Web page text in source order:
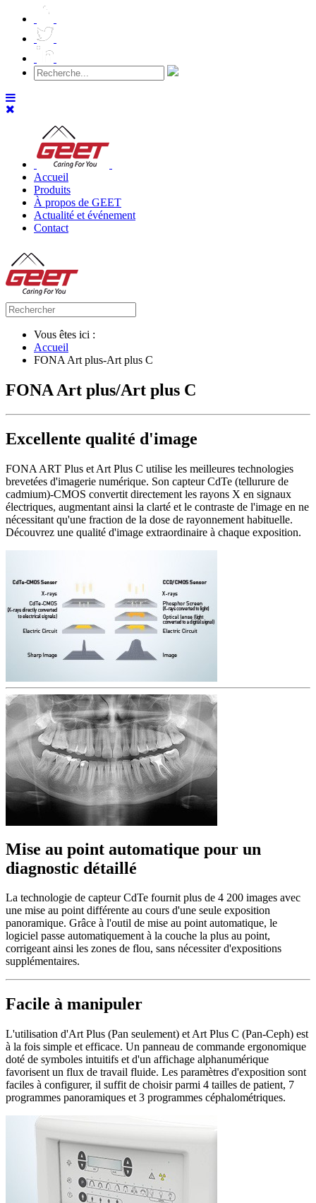
Accueil
Produits
À propos de GEET
Actualité et événement
Contact
Vous êtes ici :
Accueil
FONA Art plus-Art plus C
FONA Art plus/Art plus C
Excellente qualité d'image
FONA ART Plus et Art Plus C utilise les meilleures technologies
brevetées d'imagerie numérique. Son capteur CdTe (tellurure de
cadmium)-CMOS convertit directement les rayons X en signaux
électriques, augmentant ainsi la clarté et le contraste de l'image en ne
nécessitant qu'une fraction de la dose de rayonnement habituelle.
Découvrez une qualité d'image extraordinaire à chaque exposition.
Mise au point automatique pour un
diagnostic détaillé
La technologie de capteur CdTe fournit plus de 4 200 images avec
une mise au point différente au cours d'une seule exposition
panoramique. Grâce à l'outil de mise au point automatique, le
logiciel passe automatiquement à la couche la plus au point,
corrigeant ainsi les zones de flou, sans nécessiter d'expositions
supplémentaires.
Facile à manipuler
L'utilisation d'Art Plus (Pan seulement) et Art Plus C (Pan-Ceph) est
à la fois simple et efficace. Un panneau de commande ergonomique
doté de symboles intuitifs et d'un affichage alphanumérique
favorisent un flux de travail fluide. Les paramètres d'exposition sont
faciles à configurer, il suffit de choisir parmi 4 tailles de patient, 7
programmes panoramiques et 3 programmes céphalométriques.